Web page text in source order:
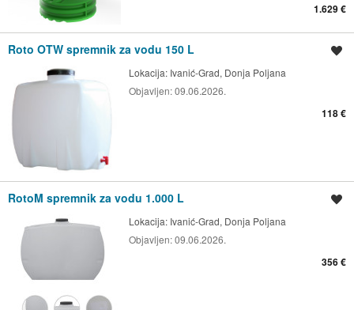
1.629 €
Roto OTW spremnik za vodu 150 L
Lokacija: Ivanić-Grad, Donja Poljana
Objavljen:09.06.2026.
118 €
RotoM spremnik za vodu 1.000 L
Lokacija: Ivanić-Grad, Donja Poljana
Objavljen:09.06.2026.
356 €